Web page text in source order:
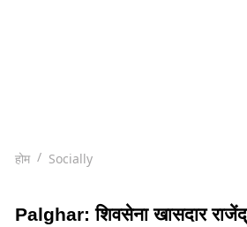
होम Socially
Palghar: शिवसेना खासदार